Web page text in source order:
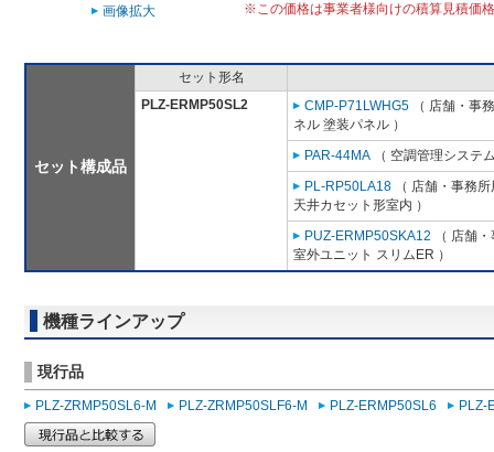
画像拡大
※この価格は事業者様向けの積算見積価
セット構成品
セット形名
PLZ-ERMP50SL2
CMP-P71LWHG5 （ 店舗・事
ネル 塗装パネル ）
PAR-44MA （ 空調管理システ
PL-RP50LA18 （ 店舗・事務
天井カセット形室内 ）
PUZ-ERMP50SKA12 （ 店舗
室外ユニット スリムER ）
機種ラインアップ
現行品
PLZ-ZRMP50SL6-M PLZ-ZRMP50SLF6-M PLZ-ERMP50SL6 PLZ-